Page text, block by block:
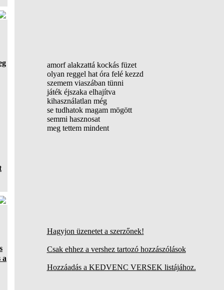
a
amorf alakzattá kockás füzet
olyan reggel hat óra felé kezzd
szemem viaszában tünni
játék éjszaka elhajítva
kihasználatlan még
se tudhatok magam mögött
semmi hasznosat
meg tettem mindent
Hagyjon üzenetet a szerzőnek!
Csak ehhez a vershez tartozó hozzászólások
Hozzáadás a KEDVENC VERSEK listájához.